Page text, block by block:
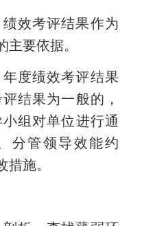
绩效考评结果作为
主要依据。
年度绩效考评结果
结果为一般的，
组对单位进行通
分管领导效能约
施。